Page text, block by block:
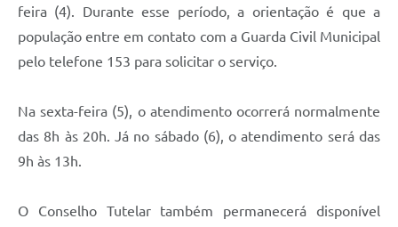
feira (4). Durante esse período, a orientação é que a
população entre em contato com a Guarda Civil Municipal
pelo telefone 153 para solicitar o serviço.
Na sexta-feira (5), o atendimento ocorrerá normalmente
das 8h às 20h. Já no sábado (6), o atendimento será das
9h às 13h.
O Conselho Tutelar também permanecerá disponível